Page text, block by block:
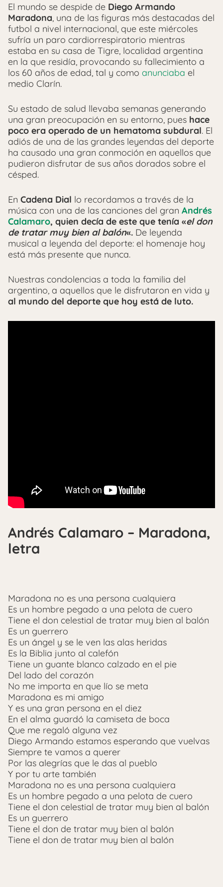
El mundo se despide de Diego Armando
Maradona, una de las figuras más destacadas del
futbol a nivel internacional, que este miércoles
sufría un paro cardiorrespiratorio mientras
estaba en su casa de Tigre, localidad argentina
en la que residía, provocando su fallecimiento a
los 60 años de edad, tal y como anunciaba el
medio Clarín.
Su estado de salud llevaba semanas generando
una gran preocupación en su entorno, pues hace
poco era operado de un hematoma subdural. El
adiós de una de las grandes leyendas del deporte
ha causado una gran conmoción en aquellos que
pudieron disfrutar de sus años dorados sobre el
césped.
En Cadena Dial lo recordamos a través de la
música con una de las canciones del gran Andrés
Calamaro, quien decía de este que tenía «el don
de tratar muy bien al balón«. De leyenda
musical a leyenda del deporte: el homenaje hoy
está más presente que nunca.
Nuestras condolencias a toda la familia del
argentino, a aquellos que le disfrutaron en vida y
al mundo del deporte que hoy está de luto.
Andrés Calamaro – Maradona,
letra
Maradona no es una persona cualquiera
Es un hombre pegado a una pelota de cuero
Tiene el don celestial de tratar muy bien al balón
Es un guerrero
Es un ángel y se le ven las alas heridas
Es la Biblia junto al calefón
Tiene un guante blanco calzado en el pie
Del lado del corazón
No me importa en que lío se meta
Maradona es mi amigo
Y es una gran persona en el diez
En el alma guardó la camiseta de boca
Que me regaló alguna vez
Diego Armando estamos esperando que vuelvas
Siempre te vamos a querer
Por las alegrías que le das al pueblo
Y por tu arte también
Maradona no es una persona cualquiera
Es un hombre pegado a una pelota de cuero
Tiene el don celestial de tratar muy bien al balón
Es un guerrero
Tiene el don de tratar muy bien al balón
Tiene el don de tratar muy bien al balón